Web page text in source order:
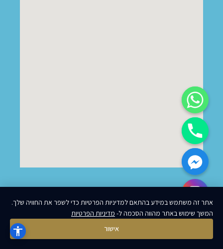
פותח ועוצב על ידי MoreVision
אתר זה משתמש במידע בהתאם למדיניות הפרטיות כדי לשפר את החוויה שלך.
המשך שימוש באתר מהווה הסכמה ל- מדיניות הפרטיות
אישור
Hide